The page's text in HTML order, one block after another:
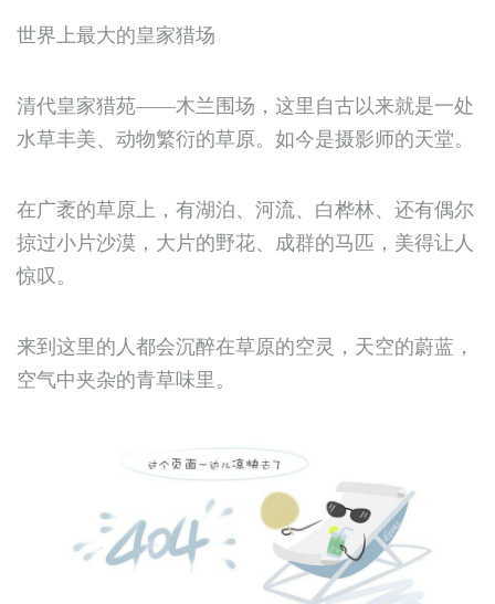
世界上最大的皇家猎场
清代皇家猎苑——木兰围场，这里自古以来就是一处
水草丰美、动物繁衍的草原。如今是摄影师的天堂。
在广袤的草原上，有湖泊、河流、白桦林、还有偶尔
掠过小片沙漠，大片的野花、成群的马匹，美得让人
惊叹。
来到这里的人都会沉醉在草原的空灵，天空的蔚蓝，
空气中夹杂的青草味里。